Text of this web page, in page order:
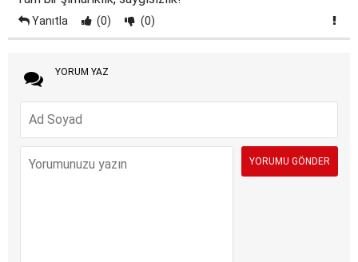
Yanıtla (0) (0)
YORUM YAZ